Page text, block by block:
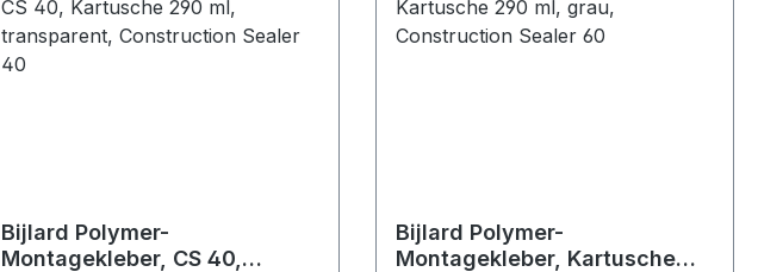
Bijlard Polymer-
Montagekleber, CS 40,
Bijlard Polymer-
Montagekleber, Kartusche